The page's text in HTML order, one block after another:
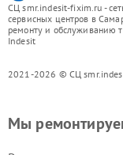
СЦ smr.indesit-fixim.ru -
сервисных центров в
ремонту и обслуживанию
Indesit
2021-2026 © СЦ
Мы